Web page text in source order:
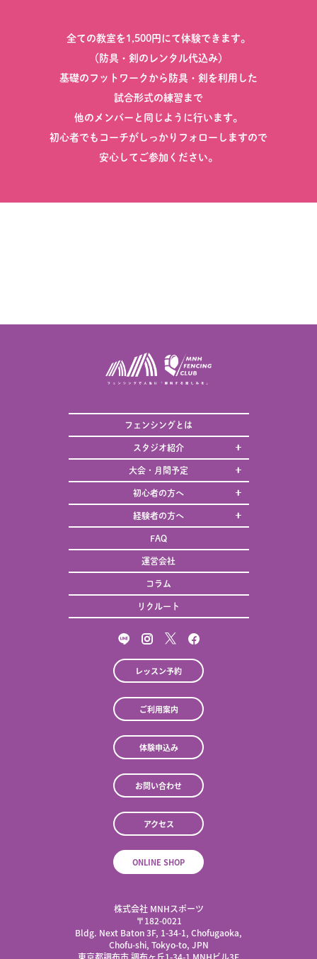
全ての教室を1,500円にて体験できます。
（防具・剣のレンタル代込み）
基礎のフットワークから防具・剣を利用した
試合形式の練習まで
他のメンバーと同じように行います。
初心者でもコーチがしっかりフォローしますので
安心してご参加ください。
フェンシングとは
スタジオ紹介
大会・月間予定
初心者の方へ
経験者の方へ
FAQ
運営会社
コラム
リクルート
レッスン予約
ご利用案内
体験申込み
お問い合わせ
アクセス
ONLINE SHOP
株式会社 MNHスポーツ
​〒182-0021
Bldg. Next Baton 3F, 1-34-1, Chofugaoka,
Chofu-shi, Tokyo-to, JPN
東京都調布市 調布ヶ丘1-34-1 MNHビル3F